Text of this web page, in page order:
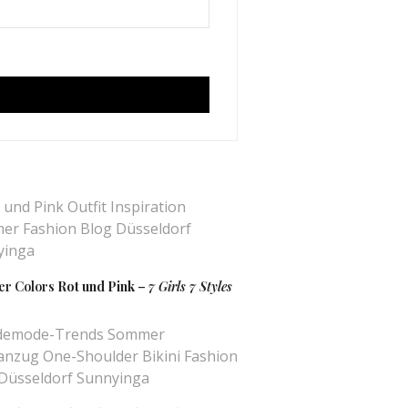
Colors Rot und Pink– 7 Girls 7 Styles